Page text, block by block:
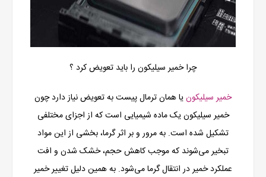
چرا خمیر سیلیکون را باید تعویض کرد ؟
خمیر سیلیکونیا همان ترمال پیست به تعویض نیاز دارد چون
خمیر سیلیکون یک ماده شیمیایی است که از اجزای مختلفی
تشکیل شده است. به مرور و بر اثر گرما، بخشی از این مواد
تبخیر می‌شوند که موجب کاهش حجم، خشک شدن و افت
عملکرد خمیر در انتقال گرما می‌شود. به همین دلیل تغییر خمیر